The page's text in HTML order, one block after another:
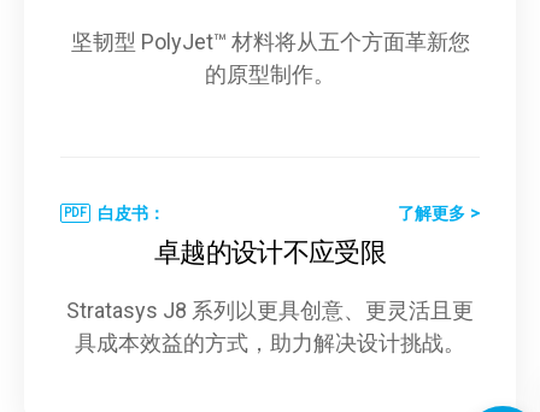
坚韧型 PolyJet™ 材料将从五个方面革新您
的原型制作。
白皮书： 了解更多
卓越的设计不应受限
Stratasys J8 系列以更具创意、更灵活且更
具成本效益的方式，助力解决设计挑战。